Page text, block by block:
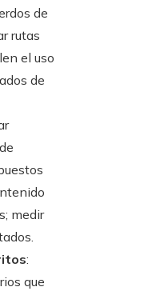
de
rutas
el uso
de
medir
:
que